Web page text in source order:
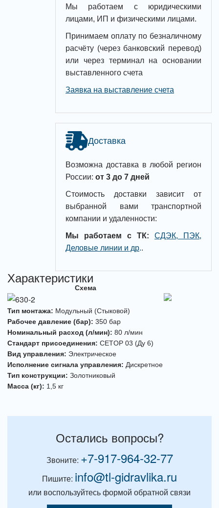
Мы работаем с юридическими
лицами, ИП и физическими лицами.
Принимаем оплату по безналичному
расчёту (через банковский перевод)
или через терминал на основании
выставленного счета
Заявка на выставление счета
Доставка
Возможна доставка в любой регион
России: от 3 до 7 дней
Стоимость доставки зависит от
выбранной вами транспортной
компании и удаленности:
Мы работаем с ТК:
СДЭК, ПЭК,
Деловые линии и др..
Характеристики
Схема
Тип монтажа: Модульный (Стыковой)
Рабочее давление (бар): 350 бар
Номинальный расход (л/мин): 80 л/мин
Стандарт присоединения: CETOP 03 (Ду 6)
Вид управления: Электрическое
Исполнение сигнала управления: Дискретное
Тип конструкции: Золотниковый
Масса (кг): 1,5 кг
Остались вопросы?
Звоните: +7-917-964-32-77
Пишите: info@tl-gidravlika.ru
или воспользуйтесь формой обратной связи